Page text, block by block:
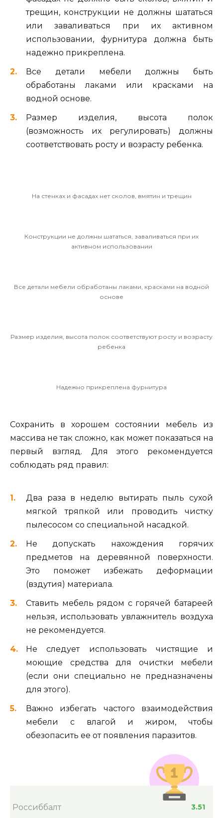
трещин, конструкции не должны шататься
или заваливаться при их активном
использовании, фурнитура должна быть
надежно прикреплена.
Все детали мебели должны быть
обработаны лаками или красками на
водной основе.
Размер изделия, высота полок
(возможность их регулировать) должны
соответствовать росту и возрасту ребенка.
На стенках и фасадах нет сколов, вмятин и трещин
Конструкции не должны шататься, заваливаться при их
активном использовании
Все детали мебели обработаны лаками, красками на водной
основе
Размер изделия, высота полок соответствуют росту и возрасту
ребенка
Надежно прикреплена фурнитура
Сохранить в хорошем состоянии мебель из
массива не так сложно, как может показаться на
первый взгляд. Для этого рекомендуется
соблюдать ряд правил:
Два раза в неделю вытирать пыль сухой
мягкой тряпкой или проводить чистку
пылесосом со специальной насадкой.
Не допускать нахождения горячих
предметов на деревянной поверхности.
Это поможет избежать деформации
(вздутия) материала.
Ставить мебель рядом с горячей батареей
нельзя, использовать увлажнитель воздуха
не рекомендуется.
Не следует использовать чистящие и
моющие средства для очистки мебели
(если они специально не предназначены
для этого).
Важно избегать частого взаимодействия
мебели с влагой и жиром, чтобы
обезопасить ее от появления паразитов.
Россиббалт 3.51